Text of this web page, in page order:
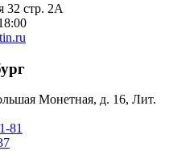
32 стр. 2А
Монетная, д. 16, Лит.
81